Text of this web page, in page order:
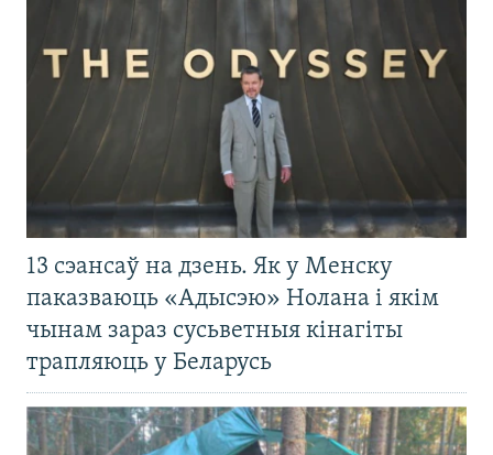
13 сэансаў на дзень. Як у Менску
паказваюць «Адысэю» Нолана і якім
чынам зараз сусьветныя кінагіты
трапляюць у Беларусь